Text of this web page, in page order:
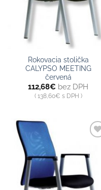
Rokovacia stolička
CALYPSO MEETING
červená
112,68€ bez DPH
138,60€ s DPH
zoznamu